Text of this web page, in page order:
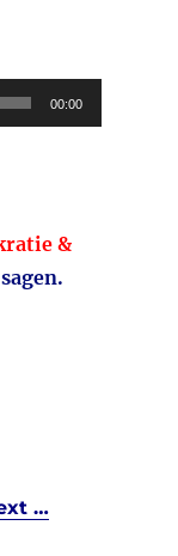
00:00
&
…